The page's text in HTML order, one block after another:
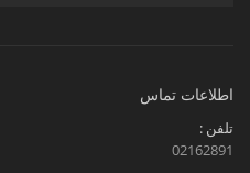
اطلاعات تماس
تلفن :
02162891